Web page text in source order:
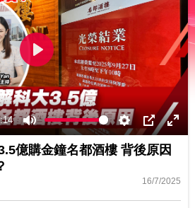
Mute Settings
PIP
Play
億購金鐘名都酒樓 背後原因
16/7/2025